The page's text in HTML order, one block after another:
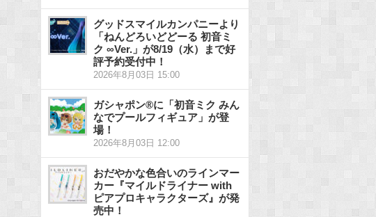
グッドスマイルカンパニーより
「ねんどろいどどーる 初音ミ
ク ∞Ver.」が8/19（水）まで好
評予約受付中！
2026年8月03日 15:00
ガシャポン®に「初音ミク みん
なでプールフィギュア」が登
場！
2026年8月03日 12:00
おだやかな色合いのラインマー
カー『マイルドライナー with
ピアプロキャラクターズ』が発
売中！